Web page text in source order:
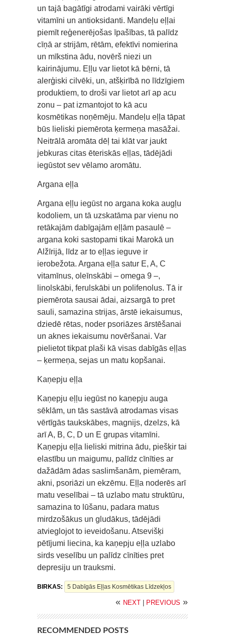
un tajā bagātīgi atrodami vairāki vērtīgi
vitamīni un antioksidanti. Mandeļu eļļai
piemīt reģenerējošas īpašības, tā palīdz
cīņā ar strijām, rētām, efektīvi nomierina
un mīkstina ādu, novērš niezi un
kairinājumu. Eļļu var lietot kā bērni, tā
alerģiski cilvēki, un, atšķirībā no līdzīgiem
produktiem, to droši var lietot arī ap acu
zonu – pat izmantojot to kā acu
kosmētikas noņēmēju. Mandeļu eļļa tāpat
būs lieliski piemērota ķermeņa masāžai.
Neitrālā aromāta dēļ tai klāt var jaukt
jebkuras citas ēteriskās eļļas, tādējādi
iegūstot sev vēlamo aromātu.
Argana eļļa
Argana eļļu iegūst no argana koka augļu
kodoliem, un tā uzskatāma par vienu no
retākajām dabīgajām eļļām pasaulē –
argana koki sastopami tikai Marokā un
Alžīrijā, līdz ar to eļļas ieguve ir
ierobežota. Argana eļļa satur E, A, C
vitamīnus, oleīnskābi – omega 9 –,
linolskābi, ferulskābi un polifenolus. Tā ir
piemērota sausai ādai, aizsargā to pret
sauli, samazina strijas, ārstē iekaisumus,
dziedē rētas, noder psoriāzes ārstēšanai
un aknes iekaisumu novēršanai. Var
pielietot tikpat plaši kā visas dabīgās eļļas
– ķermeņa, sejas un matu kopšanai.
Kaņepju eļļa
Kaņepju eļļu iegūst no kaņepju auga
sēklām, un tās sastāvā atrodamas visas
vērtīgās taukskābes, magnijs, dzelzs, kā
arī A, B, C, D un E grupas vitamīni.
Kaņepju eļļa lieliski mitrina ādu, piešķir tai
elastību un maigumu, palīdz cīnīties ar
dažādām ādas saslimšanām, piemēram,
akni, psoriāzi un ekzēmu. Eļļa noderēs arī
matu veselībai – tā uzlabo matu struktūru,
samazina to lūšanu, padara matus
mirdzošākus un gludākus, tādējādi
atvieglojot to ieveidošanu. Atsevišķi
pētījumi liecina, ka kaņepju eļļa uzlabo
sirds veselību un palīdz cīnīties pret
depresiju un trauksmi.
BIRKAS: 5 Dabīgās Eļļas Kosmētikas Līdzekļos
« NEXT PREVIOUS »
RECOMMENDED POSTS